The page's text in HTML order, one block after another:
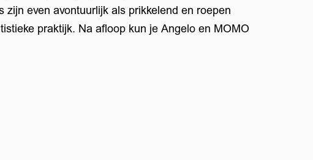
even avontuurlijk als prikkelend en roepen
praktijk. Na afloop kun je Angelo en MOMO